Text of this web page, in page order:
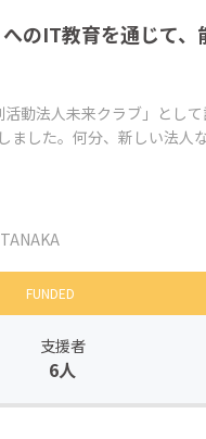
のIT教育を通じて、
動法人未来クラブ」とし
ました。何分、新しい法人
FUNDED
支援者
6人